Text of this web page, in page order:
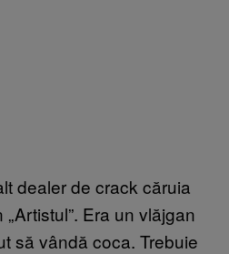
dealer de crack căruia
Era un vlăjgan
să vândă coca. Trebuie